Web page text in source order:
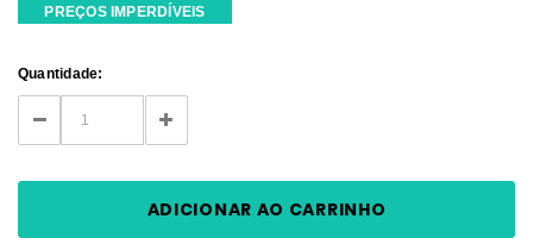
PREÇOS IMPERDÍVEIS
Current
Stock:
Quantidade:
DECREASE
QUANTITY:
INCREASE
QUANTITY: